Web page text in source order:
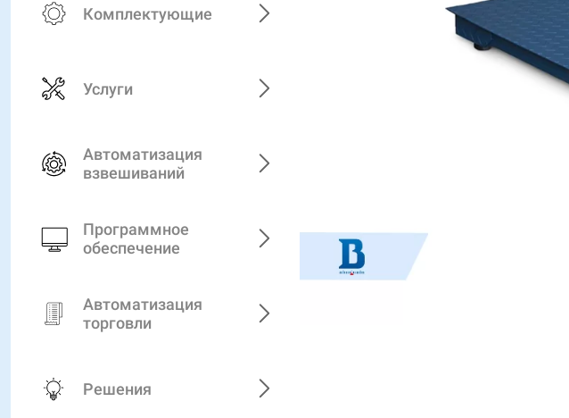
Комплектующие
Услуги
Автоматизация
взвешиваний
Программное
обеспечение
Автоматизация
торговли
Решения